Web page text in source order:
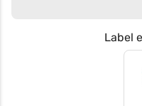
Label